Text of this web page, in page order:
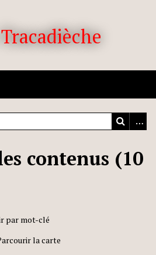
contenus (10
par mot-clé
la carte